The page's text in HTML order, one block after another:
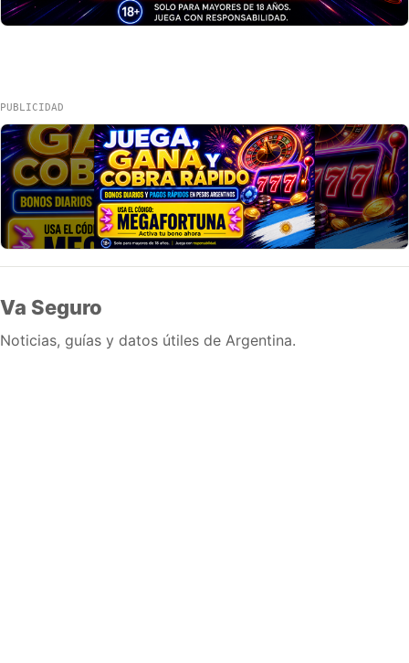
PUBLICIDAD
Va Seguro
Noticias, guías y datos útiles de Argentina.